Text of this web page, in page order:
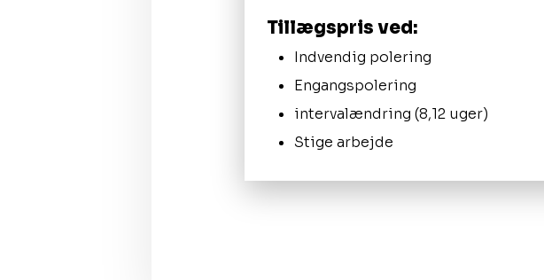
​Tillægspris ved:
Indvendig polering
Engangspolering
intervalændring (8,12 uger)
Stige arbejde